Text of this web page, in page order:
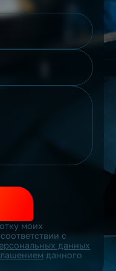
моих
с
данных
данного